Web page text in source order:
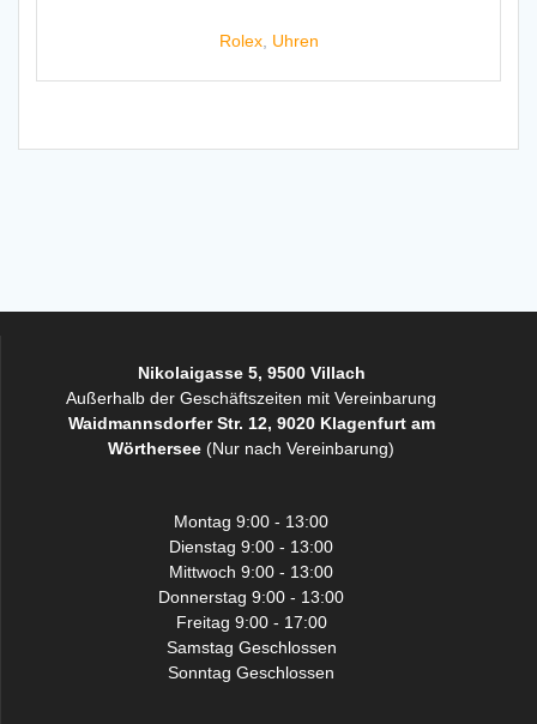
Rolex, Uhren
Nikolaigasse 5, 9500 Villach
Außerhalb der Geschäftszeiten mit Vereinbarung
Waidmannsdorfer Str. 12, 9020 Klagenfurt am
Wörthersee (Nur nach Vereinbarung)
Montag 9:00 - 13:00
Dienstag 9:00 - 13:00
Mittwoch 9:00 - 13:00
Donnerstag 9:00 - 13:00
Freitag 9:00 - 17:00
Samstag Geschlossen
Sonntag Geschlossen